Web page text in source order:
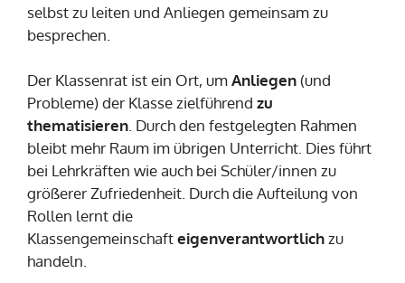
selbst zu leiten und Anliegen gemeinsam zu
besprechen.
Der Klassenrat ist ein Ort, umAnliegen(und
Probleme) der Klasse zielführend zu
thematisieren . Durch den festgelegten Rahmen
bleibt mehr Raum im übrigen Unterricht. Dies führt
bei Lehrkräften wie auch bei Schüler/innen zu
größerer Zufriedenheit. Durch die Aufteilung von
Rollen lernt die
Klassengemeinschafteigenverantwortlichzu
handeln.